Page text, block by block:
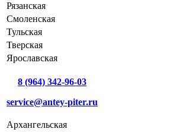
Рязанская
Смоленская
Тульская
Тверская
Ярославская
8 (964) 342-96-03
service@antey-piter.ru
Архангельская